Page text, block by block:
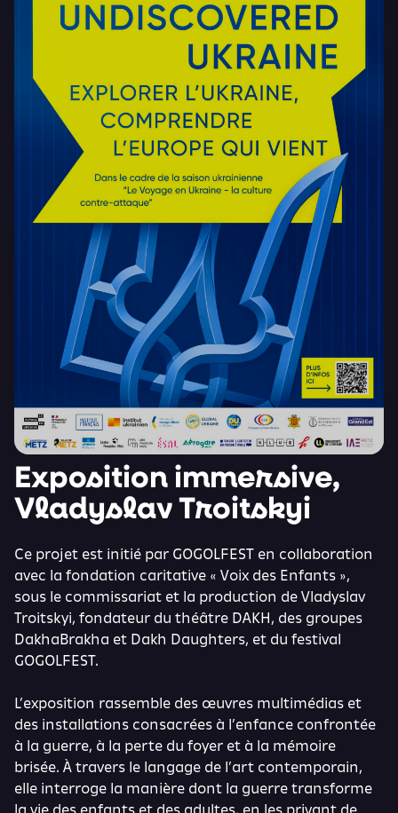
Exposition immersive,
Vladyslav Troitskyi
Ce projet est initié par GOGOLFEST en collaboration
avec la fondation caritative « Voix des Enfants »,
sous le commissariat et la production de Vladyslav
Troitskyi, fondateur du théâtre DAKH, des groupes
DakhaBrakha et Dakh Daughters, et du festival
GOGOLFEST.
L’exposition rassemble des œuvres multimédias et
des installations consacrées à l’enfance confrontée
à la guerre, à la perte du foyer et à la mémoire
brisée. À travers le langage de l’art contemporain,
elle interroge la manière dont la guerre transforme
la vie des enfants et des adultes, en les privant de